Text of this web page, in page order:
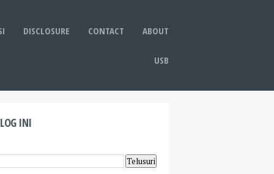
ABOUT
CONTACT
DISCLOSURE
USB
INI